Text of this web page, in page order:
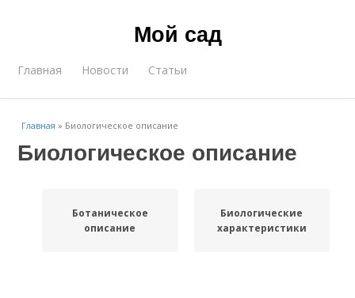
Мой сад
Главная Новости Статьи
Главная » Биологическое описание
Биологическое описание
Ботаническое
описание
Биологические
характеристики